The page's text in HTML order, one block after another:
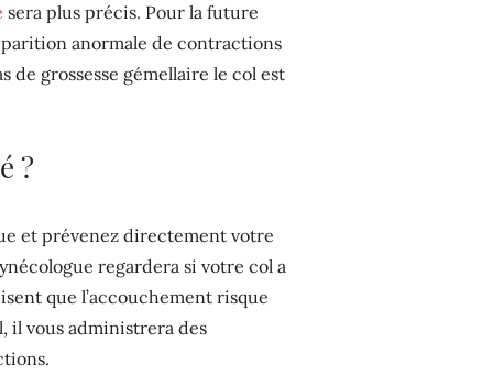
sera plus précis. Pour la future
anormale de contractions
grossesse gémellaire le col est
?
et prévenez directement votre
regardera si votre col a
que l’accouchement risque
il vous administrera des